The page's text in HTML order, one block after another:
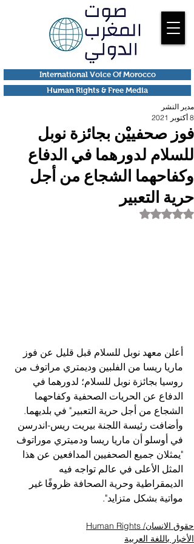
Human Rights & Free Media
International Voice Of Morocco
فوز صحفييْن بجائزة نوبل
للسلام لدورهما في الدفاع
وكفاحهما الشجاع من أجل
حرية التعبير
مدير النشر
8 أكتوبر 2021
تم التقييم بـ ليس رقمًا من أصل 5 نجوم.
أعلن معهد نوبل للسلام قبل قليل عن فوز
ماريا ريسا من الفلبين وديمتري مراتوف من
روسيا بجائزة نوبل للسلام؛ لدورهما في
الدفاع عن الحريات الصحفية وكفاحهما
الشجاع من أجل حرية التعبير" في بلديهما.
وأضافت رئيسة اللجنة بيريت ريس-اندرسن
في أوسلو أن ماريا ريسا ودميتري موراتوف
"يمثلان جميع الصحفيين المدافعين عن هذا
المثل الأعلى في عالم تواجه فيه
الديمقراطية وحرية الصحافة ظروفًا غير
مواتية بشكل متزايد".
حقوق الانسان/ Human Rights
الأخبار باللغة العربية